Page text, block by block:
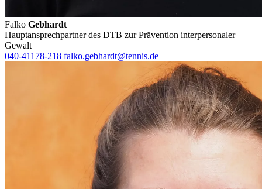
Falko Gebhardt
Hauptansprechpartner des DTB zur Prävention interpersonaler
Gewalt
040-41178-218 falko.gebhardt@tennis.de